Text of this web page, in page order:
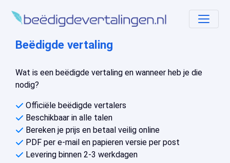
Beëdigde vertaling
Wat is een beëdigde vertaling en wanneer heb je die
nodig?
Officiële beëdigde vertalers
Beschikbaar in alle talen
Bereken je prijs en betaal veilig online
PDF per e-mail en papieren versie per post
Levering binnen 2-3 werkdagen